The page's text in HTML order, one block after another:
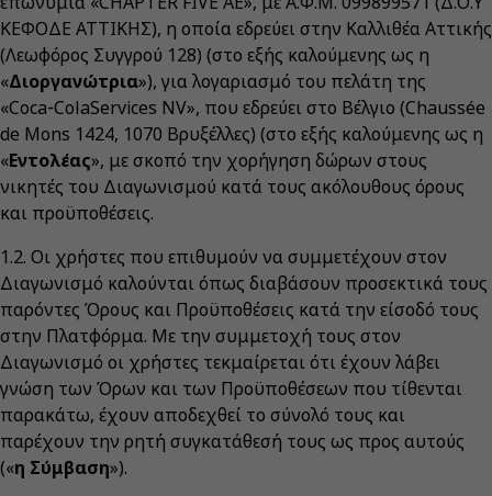
ΚΕΦΟΔΕ ΑΤΤΙΚΗΣ), η οποία εδρεύει στην Καλλιθέα Αττικής
(Λεωφόρος Συγγρού 128) (στο εξής καλούμενης ως η
«Διοργανώτρια»), για λογαριασμό του πελάτη της
«Coca‑ColaServices NV», που εδρεύει στο Βέλγιο (Chaussée
de Mons 1424, 1070 Βρυξέλλες) (στο εξής καλούμενης ως η
«Εντολέας», με σκοπό την χορήγηση δώρων στους
νικητές του Διαγωνισμού κατά τους ακόλουθους όρους
και προϋποθέσεις.
1.2. Οι χρήστες που επιθυμούν να συμμετέχουν στον
Διαγωνισμό καλούνται όπως διαβάσουν προσεκτικά τους
παρόντες Όρους και Προϋποθέσεις κατά την είσοδό τους
στην Πλατφόρμα. Με την συμμετοχή τους στον
Διαγωνισμό οι χρήστες τεκμαίρεται ότι έχουν λάβει
γνώση των Όρων και των Προϋποθέσεων που τίθενται
παρακάτω, έχουν αποδεχθεί το σύνολό τους και
παρέχουν την ρητή συγκατάθεσή τους ως προς αυτούς
(«η Σύμβαση»).